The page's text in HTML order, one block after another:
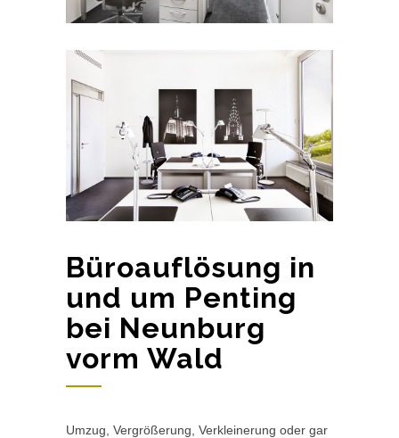
Büroauflösung in
und um Penting
bei Neunburg
vorm Wald
Umzug, Vergrößerung, Verkleinerung oder gar